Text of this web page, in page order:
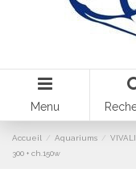
Menu
Accueil Aquariums
300 + ch.150w